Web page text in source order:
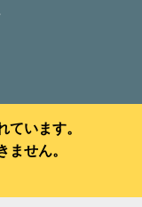
います。
せん。